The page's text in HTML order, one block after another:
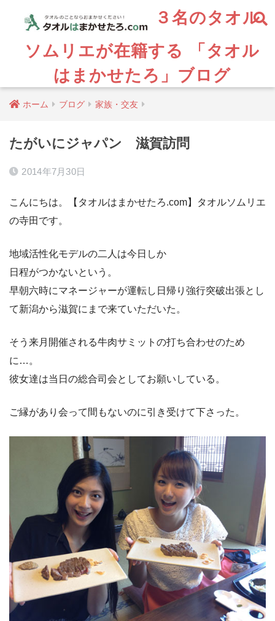
３名のタオル
ソムリエが在籍する 「タオル
はまかせたろ」ブログ
ホーム ブログ 家族・交友
たがいにジャパン 滋賀訪問
2014年7月30日
こんにちは。【タオルはまかせたろ.com】タオルソムリエ
の寺田です。
地域活性化モデルの二人は今日しか
日程がつかないという。
早朝六時にマネージャーが運転し日帰り強行突破出張とし
て新潟から滋賀にまで来ていただいた。
そう来月開催される牛肉サミットの打ち合わせのため
に…。
彼女達は当日の総合司会としてお願いしている。
ご縁があり会って間もないのに引き受けて下さった。